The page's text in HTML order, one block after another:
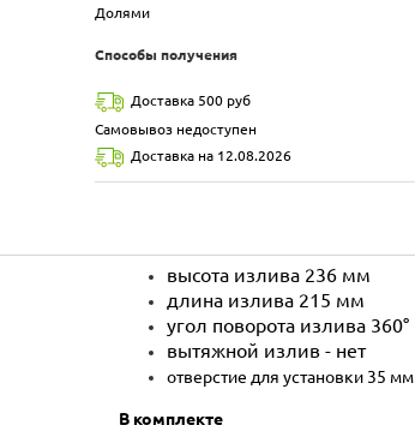
Долями
Способы получения
Доставка 500 руб
Самовывоз недоступен
Доставка на 12.08.2026
высота излива 236 мм
длина излива 215 мм
угол поворота излива 360°
вытяжной излив - нет
отверстие для установки 35 мм
В комплекте